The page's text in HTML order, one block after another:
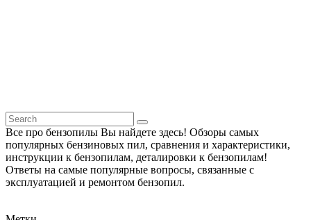
Все про бензопилы Вы найдете здесь! Обзоры самых
популярных бензиновых пил, сравнения и характеристики,
инструкции к бензопилам, деталировки к бензопилам!
Ответы на самые популярные вопросы, связанные с
эксплуатацией и ремонтом бензопил.